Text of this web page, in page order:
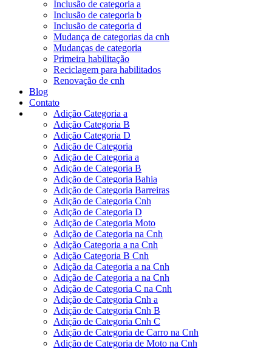
Inclusão de categoria a
Inclusão de categoria b
Inclusão de categoria d
Mudança de categorias da cnh
Mudanças de categoria
Primeira habilitação
Reciclagem para habilitados
Renovação de cnh
Blog
Contato
Adição Categoria a
Adição Categoria B
Adição Categoria D
Adição de Categoria
Adição de Categoria a
Adição de Categoria B
Adição de Categoria Bahia
Adição de Categoria Barreiras
Adição de Categoria Cnh
Adição de Categoria D
Adição de Categoria Moto
Adição de Categoria na Cnh
Adição Categoria a na Cnh
Adição Categoria B Cnh
Adição da Categoria a na Cnh
Adição de Categoria a na Cnh
Adição de Categoria C na Cnh
Adição de Categoria Cnh a
Adição de Categoria Cnh B
Adição de Categoria Cnh C
Adição de Categoria de Carro na Cnh
Adição de Categoria de Moto na Cnh